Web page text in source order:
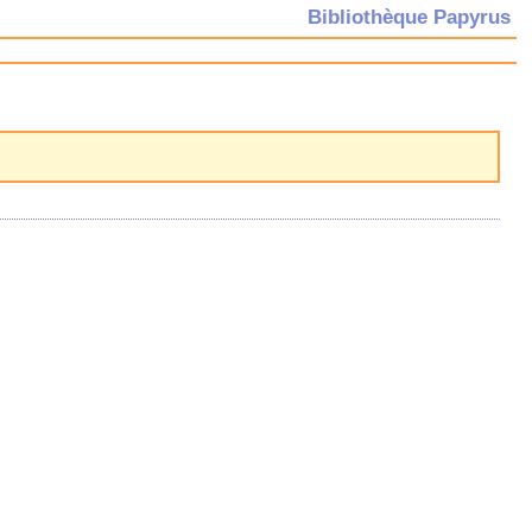
Bibliothèque Papyrus